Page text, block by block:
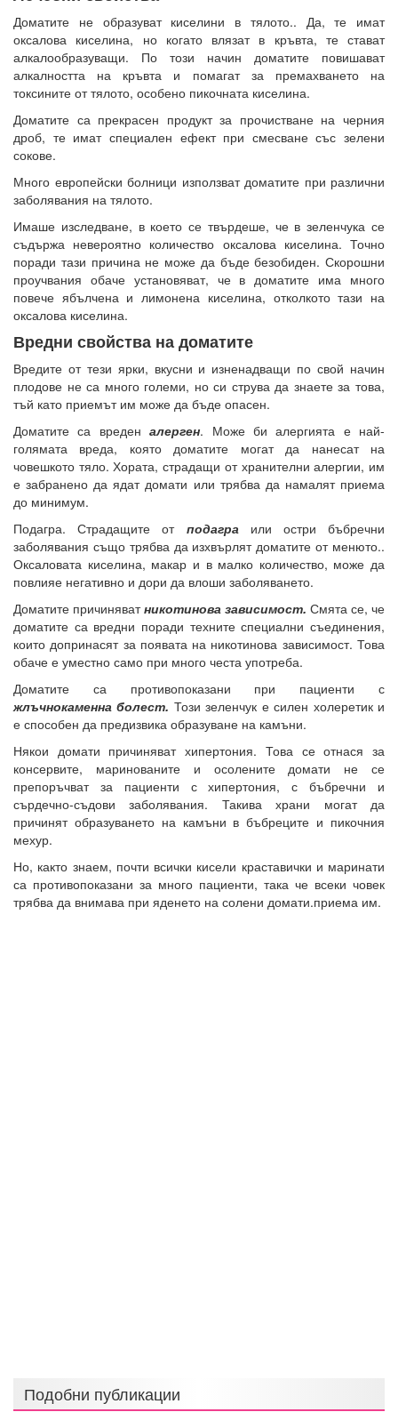
Доматите не образуват киселини в тялото.. Да, те имат
оксалова киселина, но когато влязат в кръвта, те стават
алкалообразуващи. По този начин доматите повишават
алкалността на кръвта и помагат за премахването на
токсините от тялото, особено пикочната киселина.
Доматите са прекрасен продукт за прочистване на черния
дроб, те имат специален ефект при смесване със зелени
сокове.
Много европейски болници използват доматите при различни
заболявания на тялото.
Имаше изследване, в което се твърдеше, че в зеленчука се
съдържа невероятно количество оксалова киселина. Точно
поради тази причина не може да бъде безобиден. Скорошни
проучвания обаче установяват, че в доматите има много
повече ябълчена и лимонена киселина, отколкото тази на
оксалова киселина.
Вредни свойства на доматите
Вредите от тези ярки, вкусни и изненадващи по свой начин
плодове не са много големи, но си струва да знаете за това,
тъй като приемът им може да бъде опасен.
Доматите са вреден алерген. Може би алергията е най-
голямата вреда, която доматите могат да нанесат на
човешкото тяло. Хората, страдащи от хранителни алергии, им
е забранено да ядат домати или трябва да намалят приема
до минимум.
Подагра. Страдащите от подагра или остри бъбречни
заболявания също трябва да изхвърлят доматите от менюто..
Оксаловата киселина, макар и в малко количество, може да
повлияе негативно и дори да влоши заболяването.
Доматите причиняватникотинова зависимост. Смята се, че
доматите са вредни поради техните специални съединения,
които допринасят за появата на никотинова зависимост. Това
обаче е уместно само при много честа употреба.
Доматите са противопоказани при пациенти с
жлъчнокаменна болест. Този зеленчук е силен холеретик и
е способен да предизвика образуване на камъни.
Някои домати причиняват хипертония. Това се отнася за
консервите, маринованите и осолените домати не се
препоръчват за пациенти с хипертония, с бъбречни и
сърдечно-съдови заболявания. Такива храни могат да
причинят образуването на камъни в бъбреците и пикочния
мехур.
Но, както знаем, почти всички кисели краставички и маринати
са противопоказани за много пациенти, така че всеки човек
трябва да внимава при яденето на солени домати.приема им.
Подобни публикации